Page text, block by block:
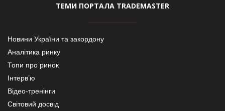
ТЕМИ ПОРТАЛА TRADEMASTER
Новини України та закордону
Аналітика ринку
Топи про ринок
Інтерв’ю
Відео-тренінги
Світовий досвід